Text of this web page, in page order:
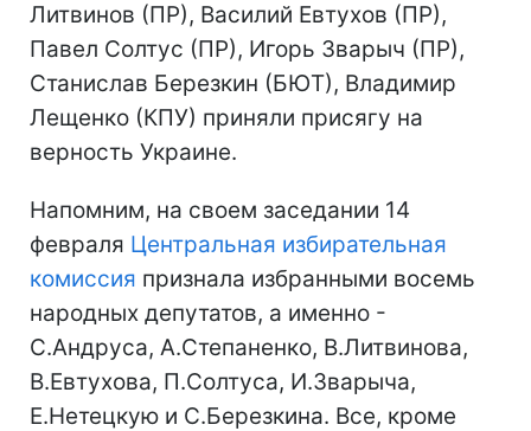
Литвинов (ПР), Василий Евтухов (ПР),
Павел Солтус (ПР), Игорь Зварыч (ПР),
Станислав Березкин (БЮТ), Владимир
Лещенко (КПУ) приняли присягу на
верность Украине.
Напомним, на своем заседании 14
февраля Центральная избирательная
комиссия признала избранными восемь
народных депутатов, а именно -
С.Андруса, А.Степаненко, В.Литвинова,
В.Евтухова, П.Солтуса, И.Зварыча,
Е.Нетецкую и С.Березкина. Все, кроме